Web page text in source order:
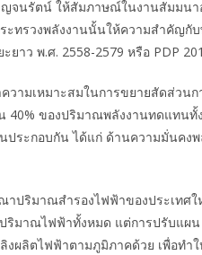
จนรัตน์ ให้สัมภาษณ์ในงานสัมมนา
ระทรวงพลังงานนั้นให้ความสำคัญ
ยาว พ.ศ. 2558-2579 หรือ PDP
ความเหมาะสมในการขยายสัดส่ว
40% ของปริมาณพลังงานทดแทน
ประกอบกัน ได้แก่ ด้านความมั่นคง
าปริมาณสำรองไฟฟ้าของประเทศ
ริมาณไฟฟ้าทั้งหมด แต่การปรับแผ
งผลิตไฟฟ้าตามภูมิภาคด้วย เพื่อท